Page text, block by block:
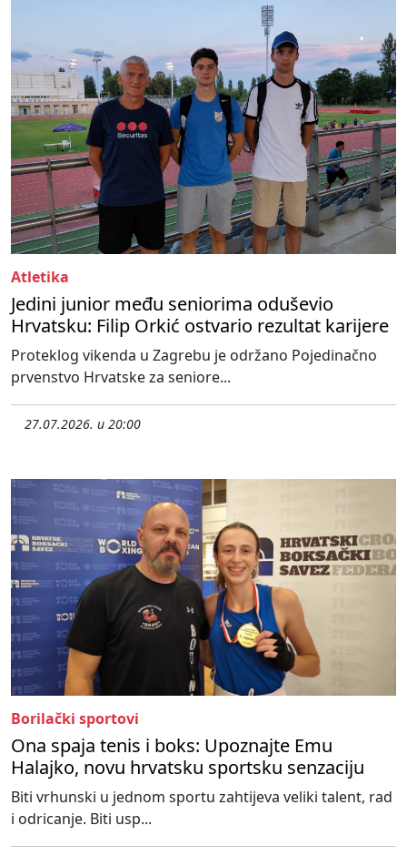
Atletika
Jedini junior među seniorima oduševio
Hrvatsku: Filip Orkić ostvario rezultat karijere
Proteklog vikenda u Zagrebu je održano Pojedinačno
prvenstvo Hrvatske za seniore...
27.07.2026. u 20:00
Borilački sportovi
Ona spaja tenis i boks: Upoznajte Emu
Halajko, novu hrvatsku sportsku senzaciju
Biti vrhunski u jednom sportu zahtijeva veliki talent, rad
i odricanje. Biti usp...